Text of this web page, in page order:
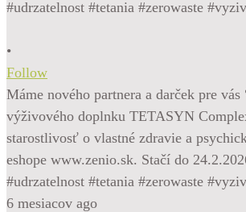
•
Follow
Máme nového partnera a darček pre
výživového doplnku TETASYN
starostlivosť o vlastné zdravie a
eshope www.zenio.sk. Stačí do
#udrzatelnost #tetania #zerowaste
6 mesiacov ago